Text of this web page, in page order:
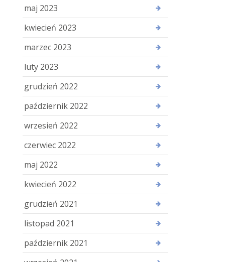
maj 2023
kwiecień 2023
marzec 2023
luty 2023
grudzień 2022
październik 2022
wrzesień 2022
czerwiec 2022
maj 2022
kwiecień 2022
grudzień 2021
listopad 2021
październik 2021